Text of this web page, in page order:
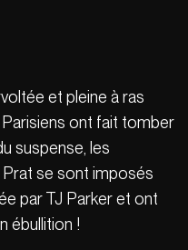
et pleine à ras
ont fait tomber
suspense, les
se sont imposés
par TJ Parker et ont
ébullition !